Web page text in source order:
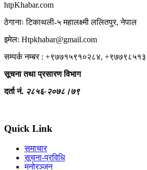
htpKhabar.com
ठेगानाः टिकाथली-५ महालक्ष्मी ललितपुर, नेपाल
इमेल: Htpkhabar@gmail.com
सम्पर्क नम्बर : +९७७१५९१०२८४,
सूचना तथा प्रसारण विभाग
दर्ता नं. २८५६-२०७८।७९
Quick Link
समाचार
सूचना-प्रविधि
मनोरञ्जन